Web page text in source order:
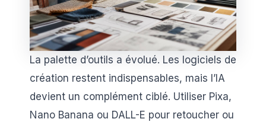
La palette d’outils a évolué. Les logiciels de
création restent indispensables, mais l’IA
devient un complément ciblé. Utiliser Pixa,
Nano Banana ou DALL-E pour retoucher ou